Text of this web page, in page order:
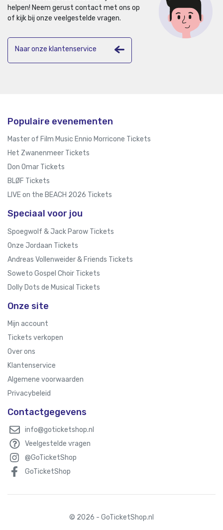
helpen! Neem gerust contact met ons op
of kijk bij onze veelgestelde vragen.
Naar onze klantenservice
Populaire evenementen
Master of Film Music Ennio Morricone Tickets
Het Zwanenmeer Tickets
Don Omar Tickets
BLØF Tickets
LIVE on the BEACH 2026 Tickets
Speciaal voor jou
Spoegwolf & Jack Parow Tickets
Onze Jordaan Tickets
Andreas Vollenweider & Friends Tickets
Soweto Gospel Choir Tickets
Dolly Dots de Musical Tickets
Onze site
Mijn account
Tickets verkopen
Over ons
Klantenservice
Algemene voorwaarden
Privacybeleid
Contactgegevens
info@goticketshop.nl
Veelgestelde vragen
@GoTicketShop
GoTicketShop
© 2026 - GoTicketShop.nl